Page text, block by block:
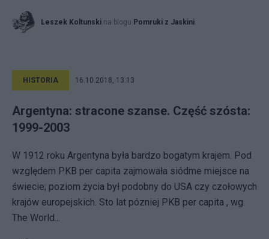
Leszek Koltunski na blogu Pomruki z Jaskini
HISTORIA 16.10.2018, 13:13
Argentyna: stracone szanse. Część szósta:
1999-2003
W 1912 roku Argentyna była bardzo bogatym krajem. Pod
względem PKB per capita zajmowała siódme miejsce na
świecie; poziom życia był podobny do USA czy czołowych
krajów europejskich. Sto lat pózniej PKB per capita , wg.
The World...